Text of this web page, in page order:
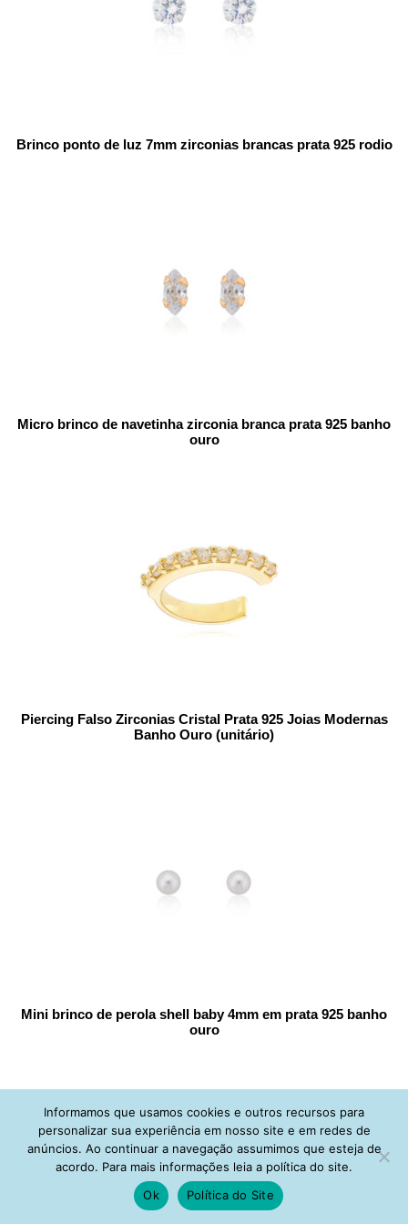
Brinco ponto de luz 7mm zirconias brancas prata 925 rodio
Micro brinco de navetinha zirconia branca prata 925 banho
ouro
Piercing Falso Zirconias Cristal Prata 925 Joias Modernas
Banho Ouro (unitário)
Mini brinco de perola shell baby 4mm em prata 925 banho
ouro
Informamos que usamos cookies e outros recursos para
personalizar sua experiência em nosso site e em redes de
anúncios. Ao continuar a navegação assumimos que esteja de
acordo. Para mais informações leia a política do site.
Ok
Política do Site